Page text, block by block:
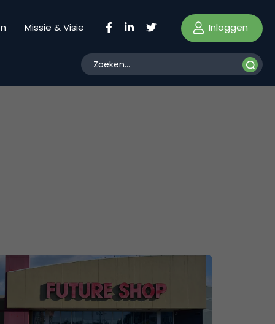
Missie & Visie Inloggen